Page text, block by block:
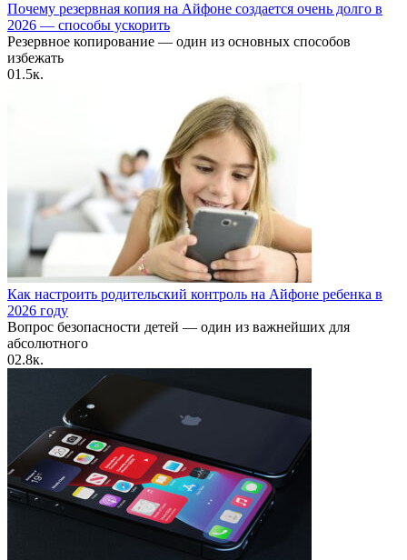
Почему резервная копия на Айфоне создается очень долго в
2026 — способы ускорить
Резервное копирование — один из основных способов
избежать
01.5к.
Как настроить родительский контроль на Айфоне ребенка в
2026 году
Вопрос безопасности детей — один из важнейших для
абсолютного
02.8к.